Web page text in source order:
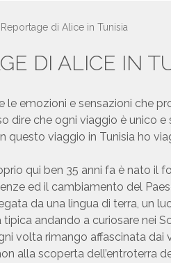
di Alice in Tunisia
DI ALICE IN
emozioni e sensazioni che
dire che ogni viaggio è unico e
questo viaggio in Tunisia ho
qui ben 35 anni fa è nato
ed il cambiamento del
da una lingua di terra,
andando a curiosare nei
volta rimango affascinata dai
alla scoperta dell’entroterra